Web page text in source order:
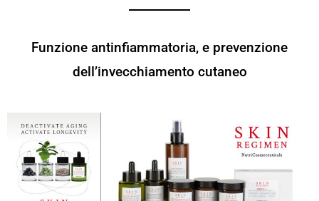
Funzione antinfiammatoria, e prevenzione
dell’invecchiamento cutaneo